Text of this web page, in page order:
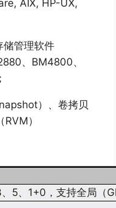
AIX, HP-UX,
储管理软件
、 BM4800、
）、卷拷贝
RVM）
、 5、 1+0 ，支持全局（